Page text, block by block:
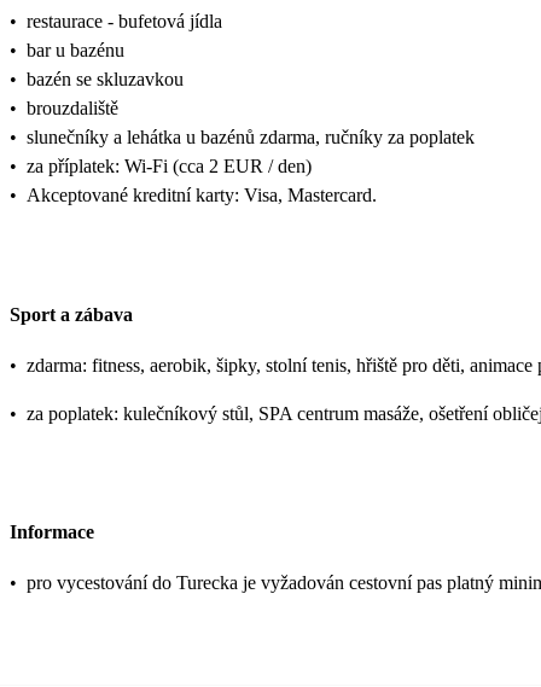
• restaurace - bufetová jídla
• bar u bazénu
• bazén se skluzavkou
• brouzdaliště
• slunečníky a lehátka u bazénů zdarma, ručníky za poplatek
• za příplatek: Wi-Fi (cca 2 EUR / den)
• Akceptované kreditní karty: Visa, Mastercard.
Sport a zábava
• zdarma: fitness, aerobik, šipky, stolní tenis, hřiště pro děti,
• za poplatek: kulečníkový stůl, SPA centrum masáže, ošetření
Informace
• pro vycestování do Turecka je vyžadován cestovní pas platný